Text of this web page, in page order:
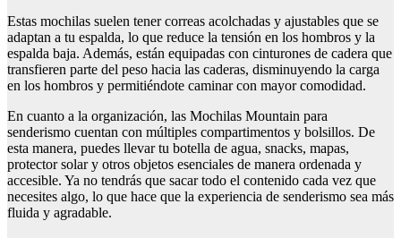
Estas mochilas suelen tener correas acolchadas y ajustables que se
adaptan a tu espalda, lo que reduce la tensión en los hombros y la
espalda baja. Además, están equipadas con cinturones de cadera que
transfieren parte del peso hacia las caderas, disminuyendo la carga
en los hombros y permitiéndote caminar con mayor comodidad.
En cuanto a la organización, las Mochilas Mountain para
senderismo cuentan con múltiples compartimentos y bolsillos. De
esta manera, puedes llevar tu botella de agua, snacks, mapas,
protector solar y otros objetos esenciales de manera ordenada y
accesible. Ya no tendrás que sacar todo el contenido cada vez que
necesites algo, lo que hace que la experiencia de senderismo sea más
fluida y agradable.